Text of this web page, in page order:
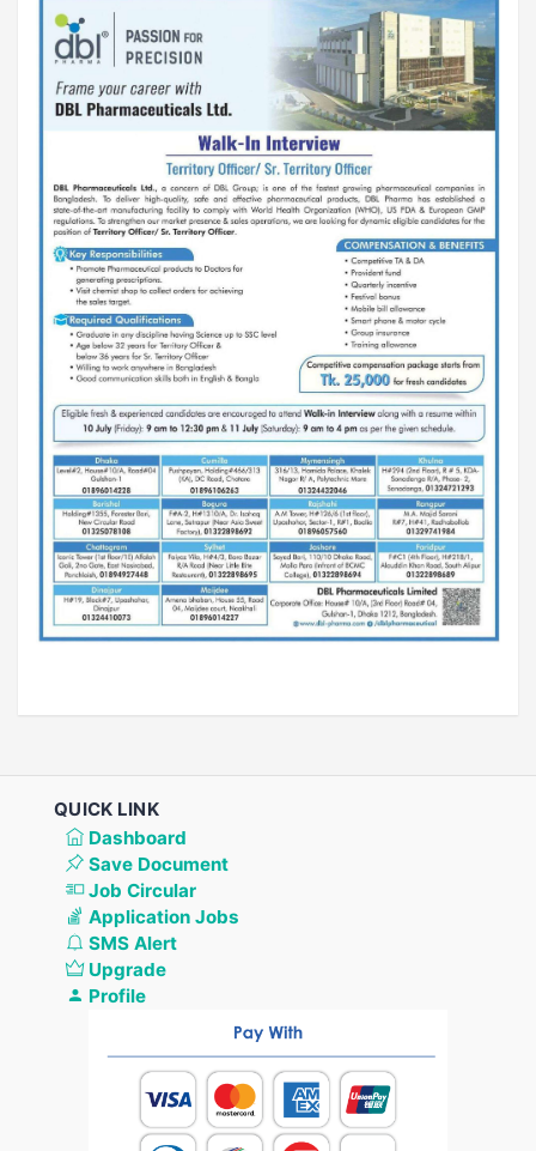
QUICK LINK
Dashboard
Save Document
Job Circular
Application Jobs
SMS Alert
Upgrade
Profile